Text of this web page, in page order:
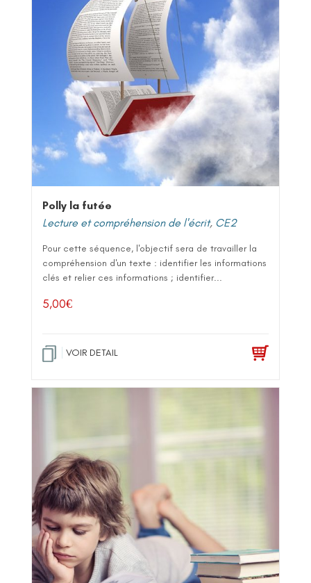
Polly la futée
Lecture et compréhension de l'écrit, CE2
Pour cette séquence, l'objectif sera de travailler la
compréhension d'un texte : identifier les informations
clés et relier ces informations ; identifier...
5,00€
VOIR DETAIL